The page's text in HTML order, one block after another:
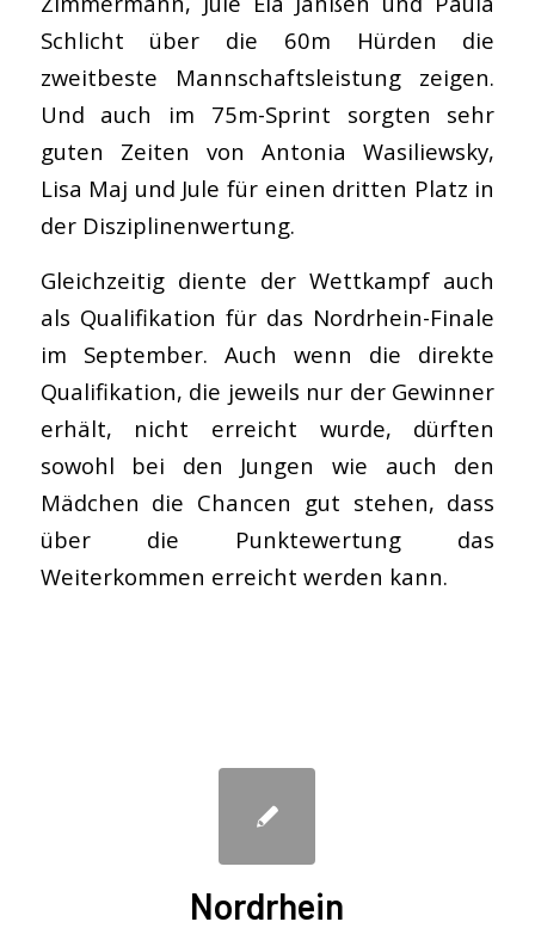
Schlicht über die 60m Hürden die
zweitbeste Mannschaftsleistung zeigen.
Und auch im 75m-Sprint sorgten sehr
guten Zeiten von Antonia Wasiliewsky,
Lisa Maj und Jule für einen dritten Platz in
der Disziplinenwertung.
Gleichzeitig diente der Wettkampf auch
als Qualifikation für das Nordrhein-Finale
im September. Auch wenn die direkte
Qualifikation, die jeweils nur der Gewinner
erhält, nicht erreicht wurde, dürften
sowohl bei den Jungen wie auch den
Mädchen die Chancen gut stehen, dass
über die Punktewertung das
Weiterkommen erreicht werden kann.
Nordrhein